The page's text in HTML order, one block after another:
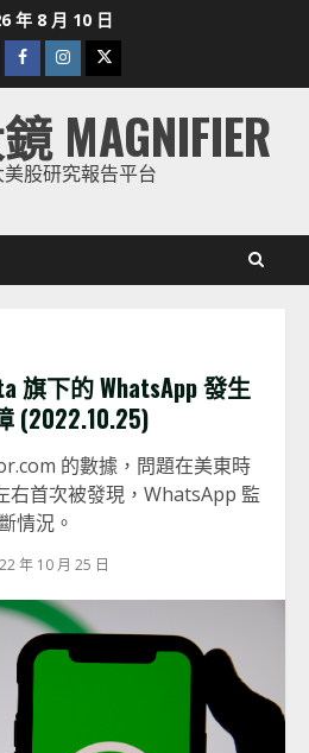
年 8 月 10 日
Facebook
Instagram
Twitter
MAGNIFIER
股研究報告平台
旗下的 WhatsApp 發生
(2022.10.25)
的數據，問題在美東時
右首次被發現，WhatsApp 監
情況。
年 10 月 25 日